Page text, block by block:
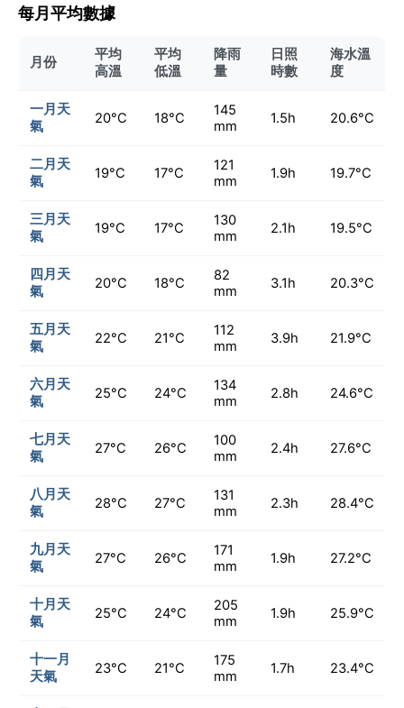
每月平均數據
月份
平均
高溫
平均
低溫
降雨
量
日照
時數
海水溫
度
一月天
氣
20°C 18°C
145
mm
1.5h 20.6°C
二月天
氣
19°C 17°C
121
mm
1.9h 19.7°C
三月天
氣
19°C 17°C
130
mm
2.1h 19.5°C
四月天
氣
20°C 18°C
82
mm
3.1h 20.3°C
五月天
氣
22°C 21°C
112
mm
3.9h 21.9°C
六月天
氣
25°C 24°C
134
mm
2.8h 24.6°C
七月天
氣
27°C 26°C
100
mm
2.4h 27.6°C
八月天
氣
28°C 27°C
131
mm
2.3h 28.4°C
九月天
氣
27°C 26°C
171
mm
1.9h 27.2°C
十月天
氣
25°C 24°C
205
mm
1.9h 25.9°C
十一月
天氣
23°C 21°C
175
mm
1.7h 23.4°C